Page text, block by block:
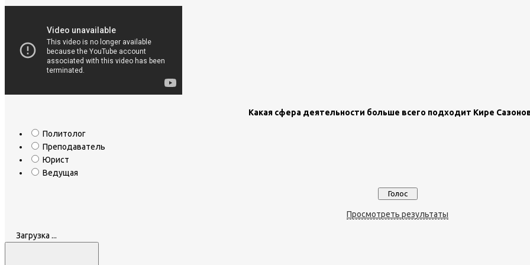
Какая сфера деятельности больше всего подходит Кире
Политолог
Преподаватель
Юрист
Ведущая
Просмотреть результаты
Загрузка ...